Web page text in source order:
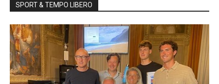
SPORT & TEMPO LIBERO